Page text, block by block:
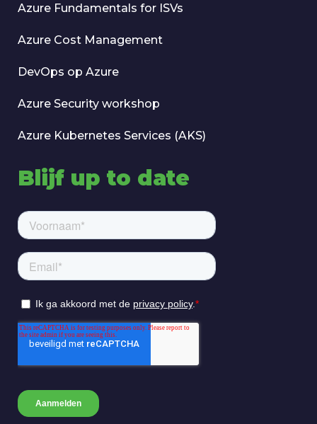
Azure Fundamentals for ISVs
Azure Cost Management
DevOps op Azure
Azure Security workshop
Azure Kubernetes Services (AKS)
Blijf up to date